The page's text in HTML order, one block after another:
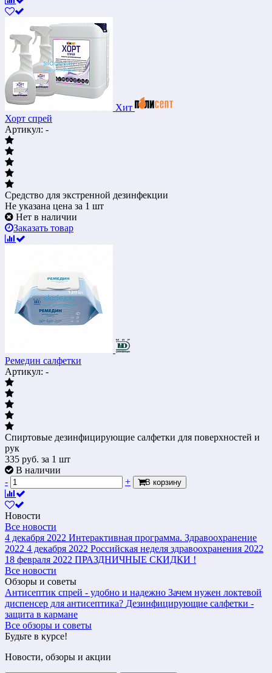
Хит
Хорт спрей
Артикул: -
Средство для экстренной дезинфекции
Не указана цена за 1 шт
Нет в наличии
Заказать товар
Ремедин салфетки
Артикул: -
Спиртовые дезинфицирующие салфетки для поверхностей и
рук
335 руб. за 1 шт
В наличии
-
+ В корзину
Новости
Все новости
4 декабря 2022 Интерактивная программа. Здравоохранение
2022 4 декабря 2022 Российская неделя здравоохранения 2022
18 февраля 2022 ПРАЗДНИЧНЫЕ СКИДКИ !
Все новости
Обзоры и советы
Антисептик спрей - удобно и надежно Зачем нужен локтевой
диспенсер для антисептика? Дезинфицирующие салфетки -
защита в кармане
Все обзоры и советы
Будьте в курсе!
Новости, обзоры и акции